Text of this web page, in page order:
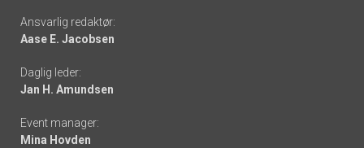
Footer
-
links
Ansvarlig redaktør:
Aase E. Jacobsen
Daglig leder:
Jan H. Amundsen
Event manager:
Mina Hovden